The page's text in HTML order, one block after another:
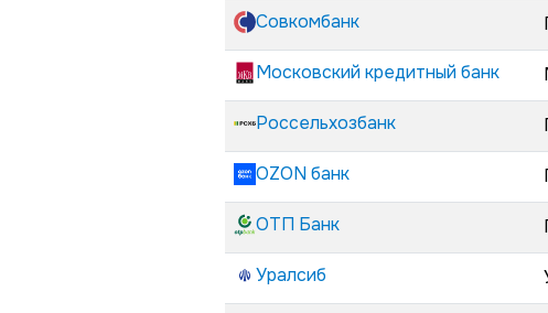
Совкомбанк
Московский кредитный банк
Россельхозбанк
OZON банк
ОТП Банк
Уралсиб